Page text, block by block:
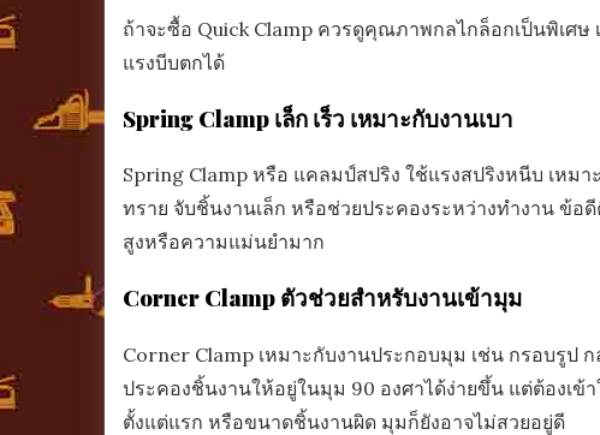
ถ้าจะซื้อ Quick Clamp ควรดูคุณภาพกลไกล็อกเป็นพิเศ
แรงบีบตกได้
Spring Clamp เล็ก เร็ว เหมาะกับงานเบา
Spring Clamp หรือ แคลมป์สปริง ใช้แรงสปริงหนีบ เหมา
ทราย จับชิ้นงานเล็ก หรือช่วยประคองระหว่างทำงาน ข้
สูงหรือความแม่นยำมาก
Corner Clamp ตัวช่วยสำหรับงานเข้ามุม
Corner Clamp เหมาะกับงานประกอบมุม เช่น กรอบรูป
ประคองชิ้นงานให้อยู่ในมุม 90 องศาได้ง่ายขึ้น แต่ต้องเ
ตั้งแต่แรก หรือขนาดชิ้นงานผิด มุมก็ยังอาจไม่สวยอยู่ดี